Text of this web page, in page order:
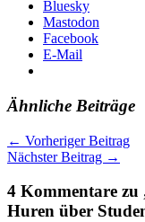
Bluesky
Mastodon
Facebook
E-Mail
Ähnliche Beiträge
← Vorheriger Beitrag
Nächster Beitrag →
4 Kommentare
Huren über